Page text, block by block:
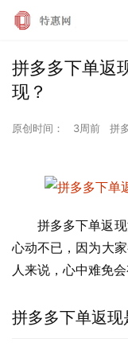
拼多多下单返
现？
原创时间： 3周前 拼
拼多多下单返
心动不已，因为大
人来说，心中难免
拼多多下单返